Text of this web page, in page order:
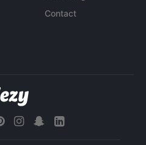
Contact